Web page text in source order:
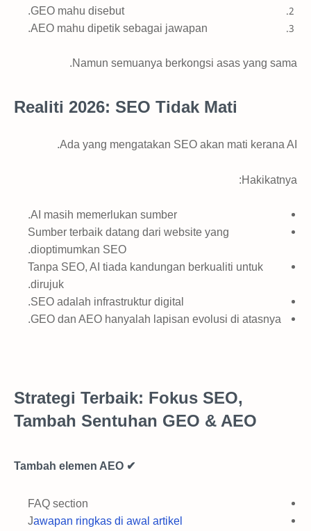
GEO mahu disebut.
AEO mahu dipetik sebagai jawapan.
Namun semuanya berkongsi asas yang sama.
Realiti 2026: SEO Tidak Mati
Ada yang mengatakan SEO akan mati kerana AI.
Hakikatnya:
AI masih memerlukan sumber.
Sumber terbaik datang dari website yang
dioptimumkan SEO.
Tanpa SEO, AI tiada kandungan berkualiti untuk
dirujuk.
SEO adalah infrastruktur digital.
GEO dan AEO hanyalah lapisan evolusi di atasnya.
Strategi Terbaik: Fokus SEO,
Tambah Sentuhan GEO & AEO
✔ Tambah elemen AEO
FAQ section
Jawapan ringkas di awal artikel